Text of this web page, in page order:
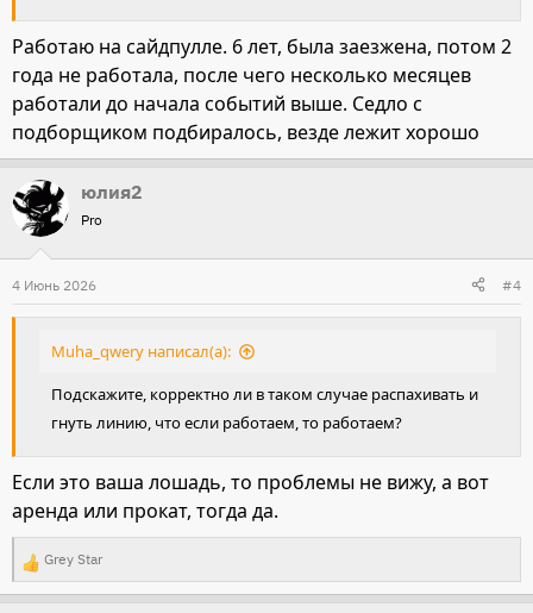
Работаю на сайдпулле. 6 лет, была заезжена, потом 2
года не работала, после чего несколько месяцев
работали до начала событий выше. Седло с
подборщиком подбиралось, везде лежит хорошо
юлия2
Pro
4 Июнь 2026 #4
Muha_qwery написал(а):
Подскажите, корректно ли в таком случае распахивать и
гнуть линию, что если работаем, то работаем?
Если это ваша лошадь, то проблемы не вижу, а вот
аренда или прокат, тогда да.
Р
е
Grey Star